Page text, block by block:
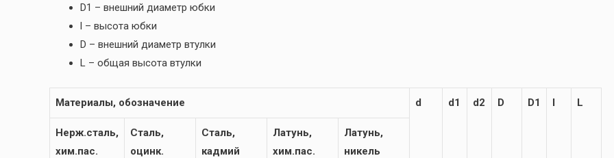
D1 – внешний диаметр юбки
l – высота юбки
D – внешний диаметр втулки
L – общая высота втулки
Материалы, обозначение d d1 d2 D D1 l L
Нерж.сталь,
хим.пас.
Сталь,
оцинк.
Сталь,
кадмий
Латунь,
хим.пас.
Латунь,
никель